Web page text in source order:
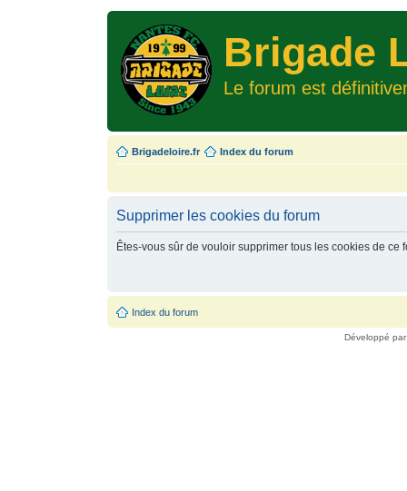
Brigade
Le forum est
Brigadeloire.fr Index du forum
Supprimer les cookies du forum
Êtes-vous sûr de vouloir supprimer tous les cookies de ce
Index du forum
Développé